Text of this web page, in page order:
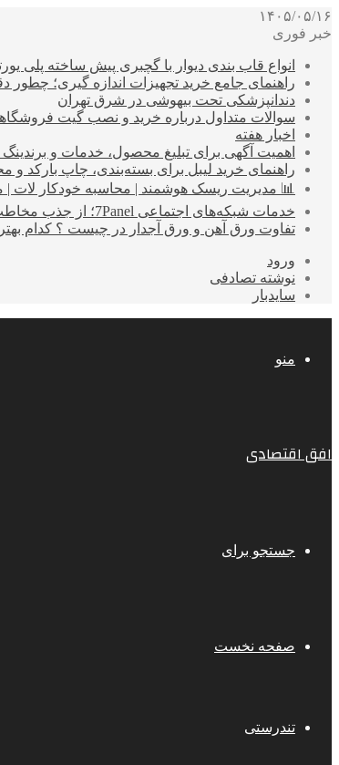
۱۴۰۵/۰۵/۱۶
خبر فوری
انواع قاب بندی دیوار با گچبری پیش ساخته پلی
راهنمای جامع خرید تجهیزات اندازه گیری؛ چطور
دندانپزشکی تحت بیهوشی در شرق تهران
سوالات متداول درباره خرید و نصب گیت
اخبار هفته
اهمیت آگهی برای تبلیغ محصول، خدمات و
راهنمای خرید لیبل برای بسته‌بندی، چاپ بارکد
📊 مدیریت ریسک هوشمند | محاسبه خودکار لات |
خدمات شبکه‌های اجتماعی 7Panel؛ از جذب مخاطب تا افزایش درآمد
تفاوت ورق آهن و ورق آجدار در چیست ؟ کدام
ورود
نوشته تصادفی
سایدبار
منو
افق اقتصادی
جستجو برای
صفحه نخست
تندرستی